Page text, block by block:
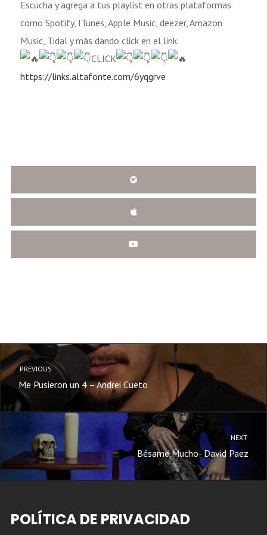
Escucha y agrega a tus playlist en otras plataformas
como Spotify, ITunes, Apple Music, deezer, Amazon
Music, Tidal y más dando click en el link.
CLICK
https://links.altafonte.com/6yqgrve
PREVIOUS
Me Pusieron un 4 – Andrei Cueto
NEXT
Bésame Mucho- David Paez
POLÍTICA DE PRIVACIDAD